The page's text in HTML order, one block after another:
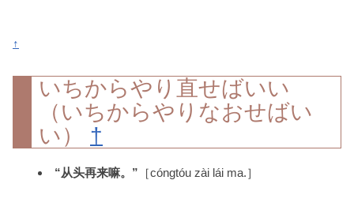
↑
いちからやり直せばいい
（いちからやりなおせばい
い） †
“从头再来嘛。” ［cóngtóu zài lái ma.］